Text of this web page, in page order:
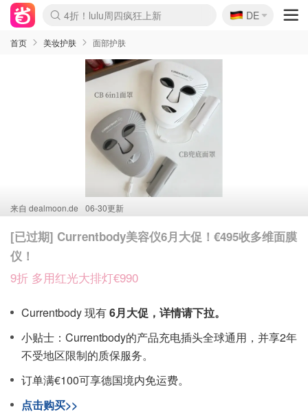
Boticinal 夏促开抢！
4折！lulu周四疯狂上新
还没结束！&OtherStories大促
Joybuy变相75折 随时失效
速领！Stanley独家85折
疑似霸哥！Camper额外叠85折
Zalando 奥莱闪促！每日更新
Moncler反季囤！5折起+叠9折
Coach Brooklyn仅€192
🇩🇪
DE
首页 美妆护肤 面部护肤
来自 dealmoon.de 06-30更新
[已过期] Currentbody美容仪6月大促！€495收多维面膜
仪！
9折 多用红光大排灯€990
Currentbody 现有6月大促，详情请下拉。
小贴士：Currentbody的产品充电插头全球通用，并享2年
不受地区限制的质保服务。
订单满€100可享德国境内免运费。
点击购买>>